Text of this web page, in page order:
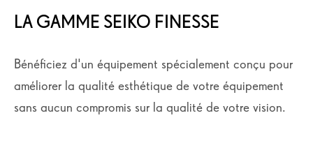
LA GAMME SEIKO FINESSE
Bénéficiez d'un équipement spécialement conçu pour
améliorer la qualité esthétique de votre équipement
sans aucun compromis sur la qualité de votre vision.